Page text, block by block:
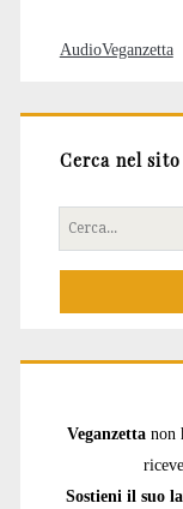
AudioVeganzetta
Cerca nel sito
Cerca
per:
Veganzetta non
Sostieni il suo